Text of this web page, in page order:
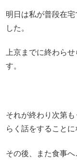
明日は私が普段在
した。
上京までに終わら
す。
それが終わり次第
らく話をすることに
その後、また食事